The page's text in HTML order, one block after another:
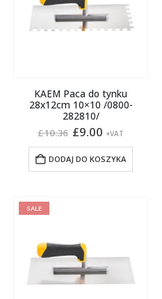
KAEM Paca do tynku
28x12cm 10×10 /0800-
282810/
£10.36 Pierwotna
wynosiła:
£10.36.
£9.00 Aktualna
wynosi:
£9.00.
+VAT
DODAJ DO KOSZYKA
SALE